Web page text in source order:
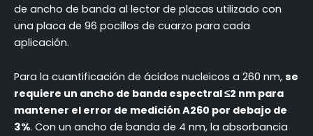
de ancho de banda al lector de placas utilizado con
una placa de 96 pocillos de cuarzo para cada
aplicación.
Para la cuantificación de ácidos nucleicos a 260 nm, se
requiere un ancho de banda espectral ≤2 nm para
mantener el error de medición A260 por debajo de
3%. Con un ancho de banda de 4 nm, la absorbancia